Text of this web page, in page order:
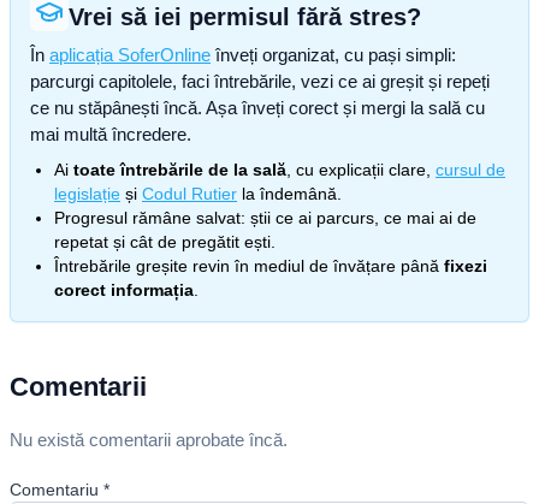
Vrei să iei permisul fără stres?
În aplicația SoferOnline înveți organizat, cu pași simpli:
parcurgi capitolele, faci întrebările, vezi ce ai greșit și repeți
ce nu stăpânești încă. Așa înveți corect și mergi la sală cu
mai multă încredere.
Ai toate întrebările de la sală , cu explicații clare, cursul de
legislație și Codul Rutier la îndemână.
Progresul rămâne salvat: știi ce ai parcurs, ce mai ai de
repetat și cât de pregătit ești.
Întrebările greșite revin în mediul de învățare până fixezi
corect informația
Comentarii
Nu există comentarii aprobate încă.
Comentariu *